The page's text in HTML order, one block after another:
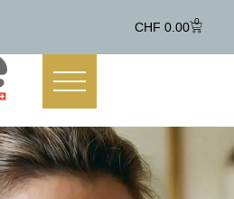
CHF 0.00 0